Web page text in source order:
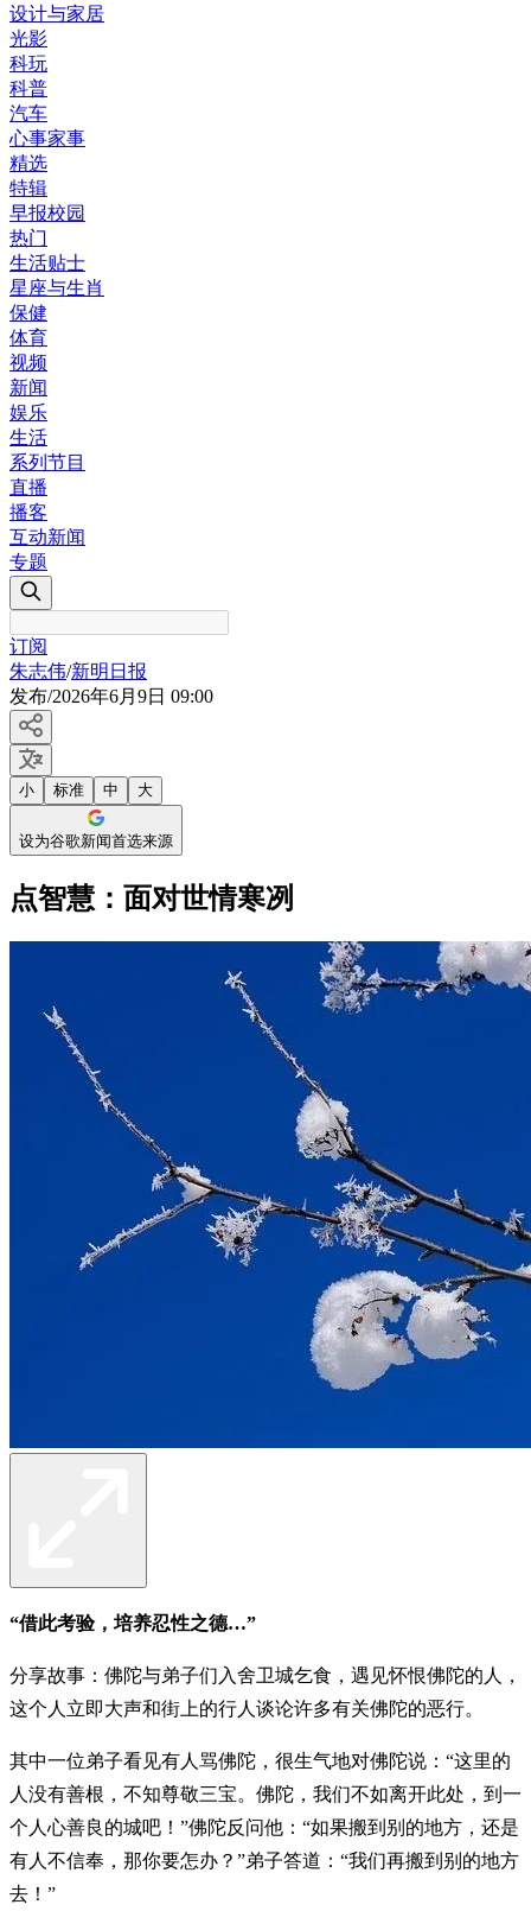
设计与家居
光影
科玩
科普
汽车
心事家事
精选
特辑
早报校园
热门
生活贴士
星座与生肖
保健
体育
视频
新闻
娱乐
生活
系列节目
直播
播客
互动新闻
专题
订阅
朱志伟/新明日报
发布/2026年6月9日 09:00
小 标准 中 大
设为谷歌新闻首选来源
点智慧：面对世情寒冽
“借此考验，培养忍性之德…”
分享故事：佛陀与弟子们入舍卫城乞食，遇见怀恨佛陀的人，
这个人立即大声和街上的行人谈论许多有关佛陀的恶行。
其中一位弟子看见有人骂佛陀，很生气地对佛陀说：“这里的
人没有善根，不知尊敬三宝。佛陀，我们不如离开此处，到一
个人心善良的城吧！”佛陀反问他：“如果搬到别的地方，还是
有人不信奉，那你要怎办？”弟子答道：“我们再搬到别的地方
去！”